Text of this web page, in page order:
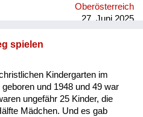
Oberösterreich
27. Juni 2025
spielen
Kindergarten im
und 1948 und 49 war
ungefähr 25 Kinder, die
Mädchen. Und es gab